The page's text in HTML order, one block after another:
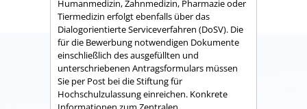
Humanmedizin, Zahnmedizin, Pharmazie oder
Tiermedizin erfolgt ebenfalls über das
Dialogorientierte Serviceverfahren (DoSV). Die
für die Bewerbung notwendigen Dokumente
einschließlich des ausgefüllten und
unterschriebenen Antragsformulars müssen
Sie per Post bei die Stiftung für
Hochschulzulassung einreichen. Konkrete